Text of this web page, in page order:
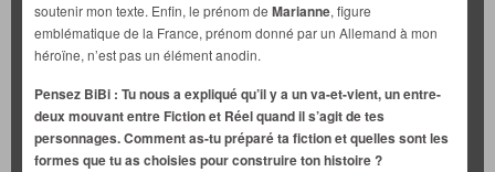
soutenir mon texte. Enfin, le prénom de Marianne, figure
emblématique de la France, prénom donné par un Allemand à mon
héroïne, n’est pas un élément anodin.
Pensez BiBi : Tu nous a expliqué qu’il y a un va-et-vient, un entre-
deux mouvant entre Fiction et Réel quand il s’agit de tes
personnages. Comment as-tu préparé ta fiction et quelles sont les
formes que tu as choisies pour construire ton histoire ?